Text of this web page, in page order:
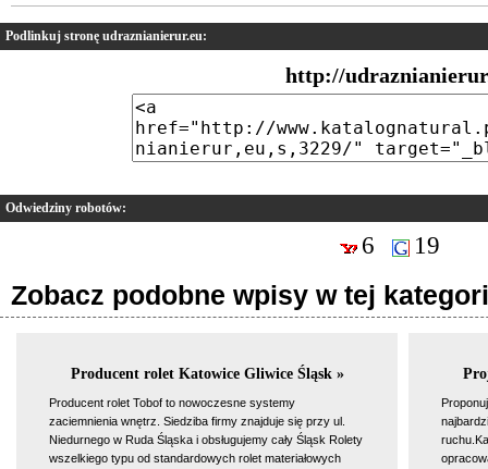
Podlinkuj stronę udraznianierur.eu:
http://
Odwiedziny robotów:
6 19
Zobacz podobne wpisy w tej
Producent rolet Katowice Gliwice Śląsk »
Producent rolet Tobof to nowoczesne systemy
zaciemnienia wnętrz. Siedziba firmy znajduje się przy ul.
Niedurnego w Ruda Śląska i obsługujemy cały Śląsk Rolety
wszelkiego typu od standardowych rolet materiałowych